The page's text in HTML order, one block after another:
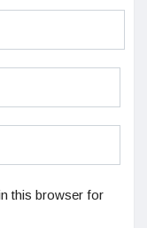
this browser for